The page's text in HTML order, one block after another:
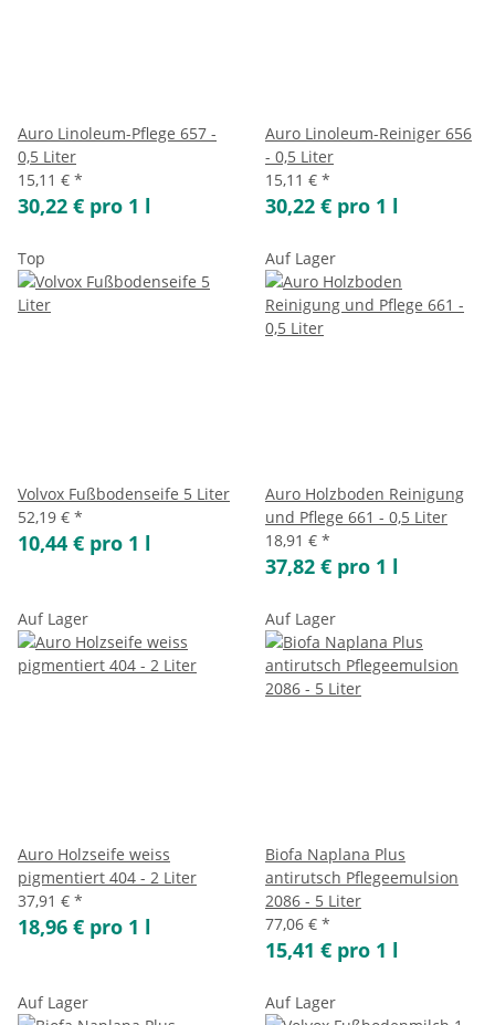
Auro Linoleum-Pflege 657 -
0,5 Liter
15,11 € *
30,22 € pro 1 l
Auro Linoleum-Reiniger 656
- 0,5 Liter
15,11 € *
30,22 € pro 1 l
Top
Volvox Fußbodenseife 5 Liter
52,19 € *
10,44 € pro 1 l
Auf Lager
Auro Holzboden Reinigung
und Pflege 661 - 0,5 Liter
18,91 € *
37,82 € pro 1 l
Auf Lager
Auro Holzseife weiss
pigmentiert 404 - 2 Liter
37,91 € *
18,96 € pro 1 l
Auf Lager
Biofa Naplana Plus
antirutsch Pflegeemulsion
2086 - 5 Liter
77,06 € *
15,41 € pro 1 l
Auf Lager Auf Lager